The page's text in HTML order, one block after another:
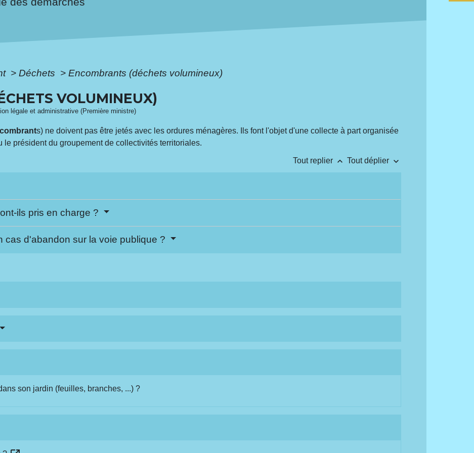
> Déchets > Encombrants (déchets volumineux)
VOLUMINEUX)
légale et administrative (Première ministre)
s) ne doivent pas être jetés avec les ordures ménagères. Ils font l'objet d'une collecte à part organisée
le président du groupement de collectivités territoriales.
Tout replier keyboard_arrow_up Tout déplier keyboard_arrow_down
ils pris en charge ?
cas d'abandon sur la voie publique ?
son jardin (feuilles, branches, ...) ?